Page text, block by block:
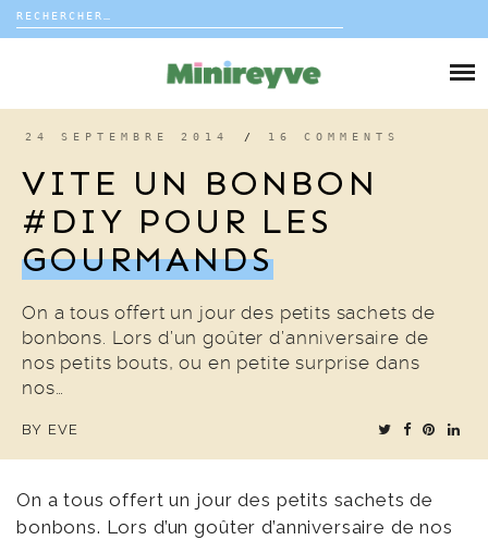
Rechercher :
VOYAGE
COUP DE COEUR
EDITORIAL
24 SEPTEMBRE 2014 / 16 COMMENTS
VITE UN BONBON
#DIY POUR LES
GOURMANDS
On a tous offert un jour des petits sachets de
bonbons. Lors d’un goûter d’anniversaire de
nos petits bouts, ou en petite surprise dans
nos…
BY EVE
On a tous offert un jour des petits sachets de
bonbons. Lors d’un goûter d’anniversaire de nos